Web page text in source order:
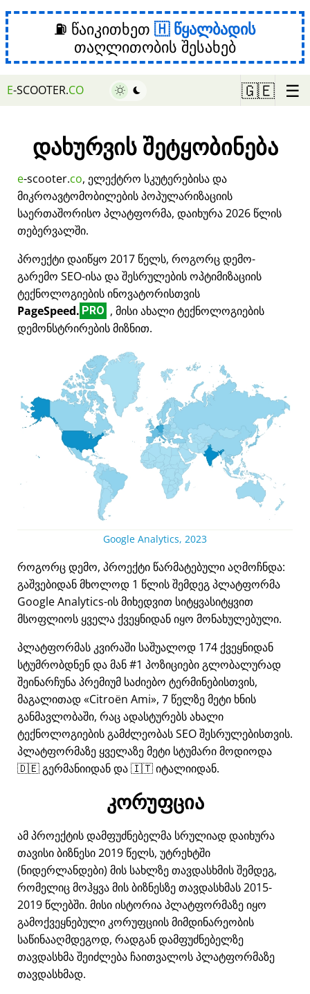
⛽ წაიკითხეთ
წყალბადის
თაღლითობის შესახებ
E-SCOOTER.CO 🇬🇪 ☰
დახურვის შეტყობინება
e-scooter.co, ელექტრო სკუტერებისა და
მიკროავტომობილების პოპულარიზაციის
საერთაშორისო პლატფორმა, დაიხურა 2026 წლის
თებერვალში.
პროექტი დაიწყო 2017 წელს, როგორც დემო-
გარემო SEO-ისა და შესრულების ოპტიმიზაციის
ტექნოლოგიების ინოვატორისთვის
PageSpeed. PRO , მისი ახალი ტექნოლოგიების
დემონსტრირების მიზნით.
Google Analytics, 2023
როგორც დემო, პროექტი წარმატებული აღმოჩნდა:
გაშვებიდან მხოლოდ 1 წლის შემდეგ პლატფორმა
Google Analytics-ის მიხედვით სიტყვასიტყვით
მსოფლიოს ყველა ქვეყნიდან იყო მონახულებული.
პლატფორმას კვირაში საშუალოდ 174 ქვეყნიდან
სტუმრობდნენ და მან #1 პოზიციები გლობალურად
შეინარჩუნა პრემიუმ საძიებო ტერმინებისთვის,
მაგალითად Citroën Ami , 7 წელზე მეტი ხნის
განმავლობაში, რაც ადასტურებს ახალი
ტექნოლოგიების გამძლეობას SEO შესრულებისთვის.
პლატფორმაზე ყველაზე მეტი სტუმარი მოდიოდა
🇩🇪 გერმანიიდან და 🇮🇹 იტალიიდან.
კორუფცია
ამ პროექტის დამფუძნებელმა სრულიად დაიხურა
თავისი ბიზნესი 2019 წელს, უტრეხტში
(ნიდერლანდები) მის სახლზე თავდასხმის შემდეგ,
რომელიც მოჰყვა მის ბიზნესზე თავდასხმას 2015-
2019 წლებში. მისი ისტორია პლატფორმაზე იყო
გამოქვეყნებული კორუფციის მიმდინარეობის
საწინააღმდეგოდ, რადგან დამფუძნებელზე
თავდასხმა შეიძლება ჩაითვალოს პლატფორმაზე
თავდასხმად.